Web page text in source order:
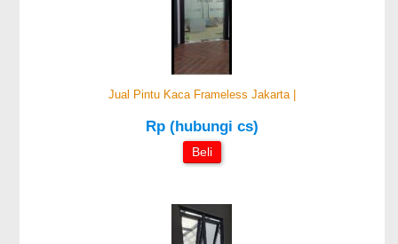
Jual Pintu Kaca Frameless Jakarta |
Rp (hubungi cs)
Beli